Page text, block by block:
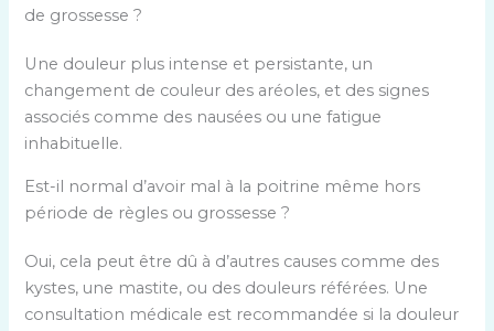
de grossesse ?
Une douleur plus intense et persistante, un
changement de couleur des aréoles, et des signes
associés comme des nausées ou une fatigue
inhabituelle.
Est-il normal d’avoir mal à la poitrine même hors
période de règles ou grossesse ?
Oui, cela peut être dû à d’autres causes comme des
kystes, une mastite, ou des douleurs référées. Une
consultation médicale est recommandée si la douleur